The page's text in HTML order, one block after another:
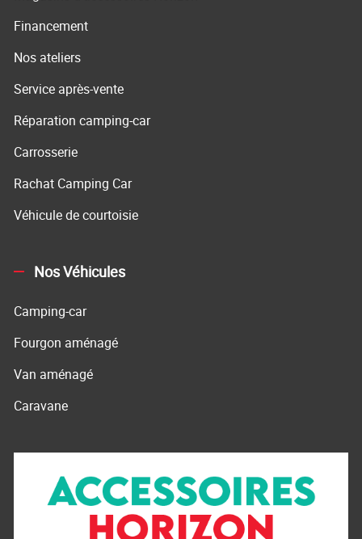
Financement
Nos ateliers
Service après-vente
Réparation camping-car
Carrosserie
Rachat Camping Car
Véhicule de courtoisie
Nos Véhicules
Camping-car
Fourgon aménagé
Van aménagé
Caravane